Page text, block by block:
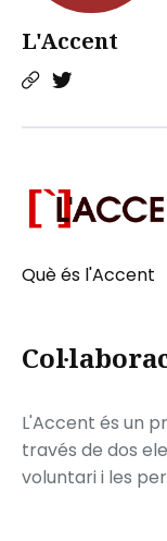
L'Accent
Què és l'Accent
L'Accent és un
través de dos
voluntari i les